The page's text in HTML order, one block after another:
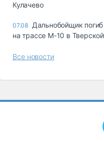
Кулачево
07.08 Дальнобойщик
на трассе М-10 в
Все новости